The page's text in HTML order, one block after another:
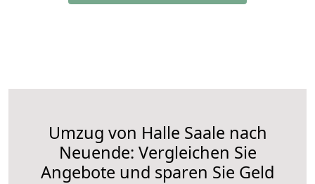
Umzug von Halle Saale nach
Neuende: Vergleichen Sie
Angebote und sparen Sie Geld